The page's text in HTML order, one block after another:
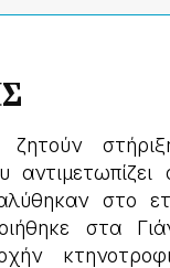
στο
στα